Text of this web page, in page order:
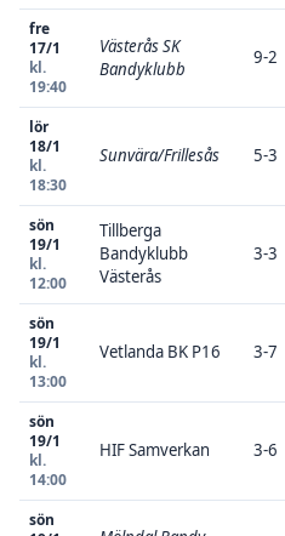
fre
17/1
kl.
19:40
Västerås SK
Bandyklubb
9-2
lör
18/1
kl.
18:30
Sunvära/Frillesås 5-3
sön
19/1
kl.
12:00
Tillberga
Bandyklubb
Västerås
3-3
sön
19/1
kl.
13:00
Vetlanda BK P16 3-7
sön
19/1
kl.
14:00
HIF Samverkan 3-6
sön